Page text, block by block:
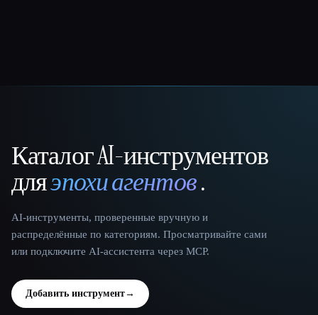
That AI Collection
Каталог AI-инструментов
дляэпохи агентов.
AI-инструменты, проверенные вручную и
распределённые по категориям. Просматривайте сами
или подключите AI-ассистента через MCP.
Добавить инструмент→